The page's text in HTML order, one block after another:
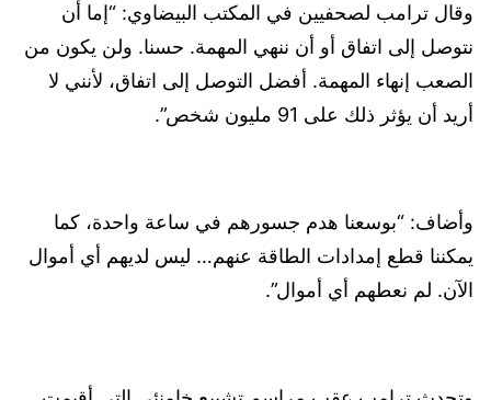
وقال ترامب لصحفيين ‌في المكتب البيضاوي: “إما أن
نتوصل ‌إلى ⁠اتفاق أو أن ننهي المهمة. حسنا. ولن يكون من
الصعب إنهاء المهمة. أفضل التوصل إلى اتفاق، لأنني لا
أريد أن يؤثر ⁠ذلك على ‌91 مليون شخص”.
وأضاف: “بوسعنا هدم جسورهم في ساعة ⁠واحدة، كما
يمكننا قطع إمدادات الطاقة عنهم… ليس لديهم ⁠أي أموال
الآن. لم نعطهم أي أموال”.